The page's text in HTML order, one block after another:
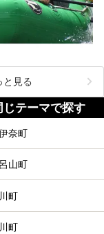
と見る
テーマで探す
奈町
山町
町
町